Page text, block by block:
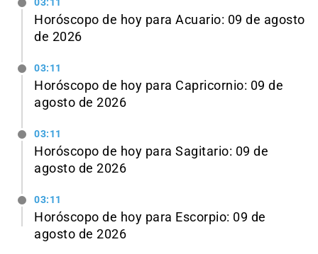
03:11
Horóscopo de hoy para Acuario: 09 de agosto
de 2026
03:11
Horóscopo de hoy para Capricornio: 09 de
agosto de 2026
03:11
Horóscopo de hoy para Sagitario: 09 de
agosto de 2026
03:11
Horóscopo de hoy para Escorpio: 09 de
agosto de 2026